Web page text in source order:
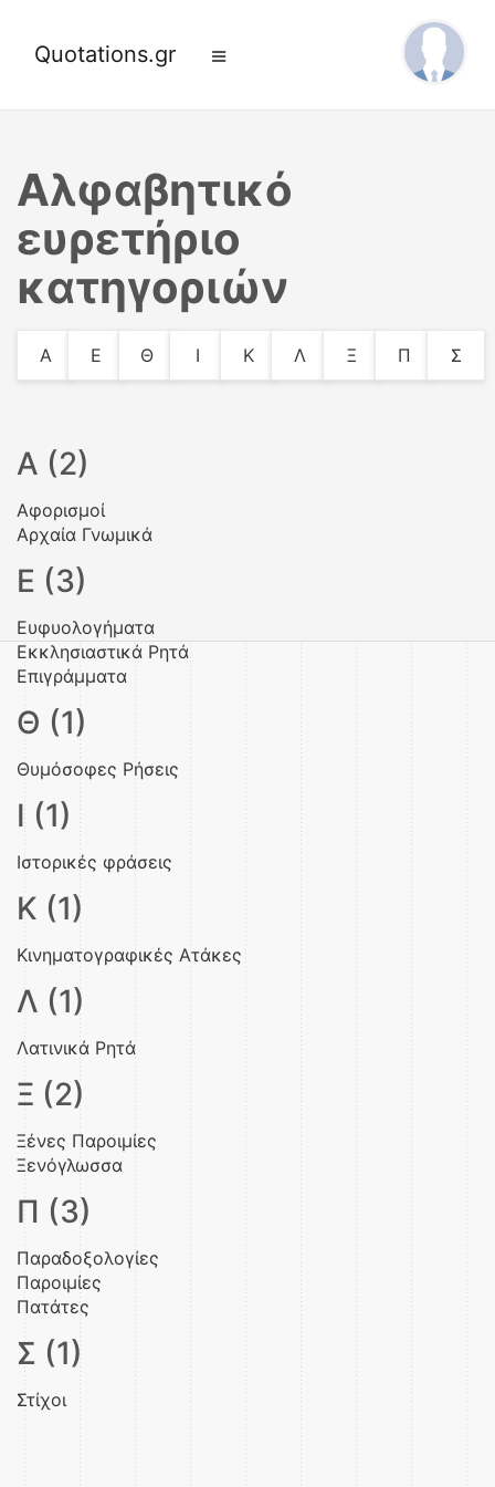
Quotations.gr
Αλφαβητικό
ευρετήριο
κατηγοριών
Α Ε Θ Ι Κ Λ Ξ Π Σ
Α (2)
Αφορισμοί
Αρχαία Γνωμικά
Ε (3)
Ευφυολογήματα
Εκκλησιαστικά Ρητά
Επιγράμματα
Θ (1)
Θυμόσοφες Ρήσεις
Ι (1)
Ιστορικές φράσεις
Κ (1)
Κινηματογραφικές Ατάκες
Λ (1)
Λατινικά Ρητά
Ξ (2)
Ξένες Παροιμίες
Ξενόγλωσσα
Π (3)
Παραδοξολογίες
Παροιμίες
Πατάτες
Σ (1)
Στίχοι